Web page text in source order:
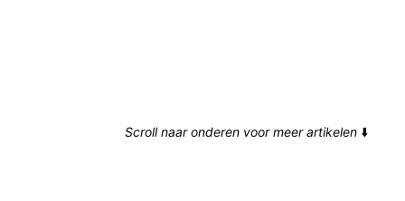
Scroll naar onderen voor meer artikelen ⬇️